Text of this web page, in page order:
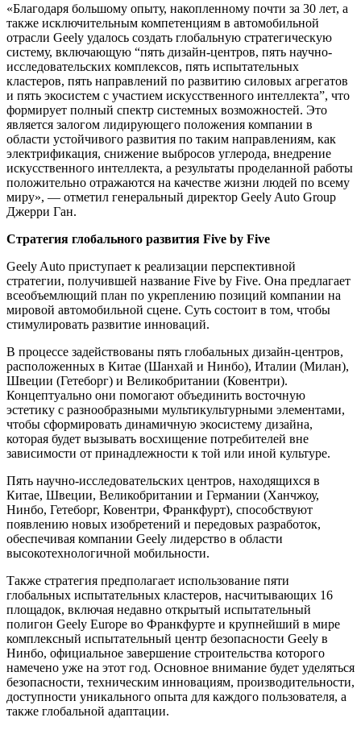
«Благодаря большому опыту, накопленному почти за 30 лет, а
также исключительным компетенциям в автомобильной
отрасли Geely удалось создать глобальную стратегическую
систему, включающую “пять дизайн-центров, пять научно-
исследовательских комплексов, пять испытательных
кластеров, пять направлений по развитию силовых агрегатов
и пять экосистем с участием искусственного интеллекта”, что
формирует полный спектр системных возможностей. Это
является залогом лидирующего положения компании в
области устойчивого развития по таким направлениям, как
электрификация, снижение выбросов углерода, внедрение
искусственного интеллекта, а результаты проделанной работы
положительно отражаются на качестве жизни людей по всему
миру», — отметил генеральный директор Geely Auto Group
Джерри Ган.
Стратегия глобального развития Five by Five
Geely Auto приступает к реализации перспективной
стратегии, получившей название Five by Five. Она предлагает
всеобъемлющий план по укреплению позиций компании на
мировой автомобильной сцене. Суть состоит в том, чтобы
стимулировать развитие инноваций.
В процессе задействованы пять глобальных дизайн-центров,
расположенных в Китае (Шанхай и Нинбо), Италии (Милан),
Швеции (Гетеборг) и Великобритании (Ковентри).
Концептуально они помогают объединить восточную
эстетику с разнообразными мультикультурными элементами,
чтобы сформировать динамичную экосистему дизайна,
которая будет вызывать восхищение потребителей вне
зависимости от принадлежности к той или иной культуре.
Пять научно-исследовательских центров, находящихся в
Китае, Швеции, Великобритании и Германии (Ханчжоу,
Нинбо, Гетеборг, Ковентри, Франкфурт), способствуют
появлению новых изобретений и передовых разработок,
обеспечивая компании Geely лидерство в области
высокотехнологичной мобильности.
Также стратегия предполагает использование пяти
глобальных испытательных кластеров, насчитывающих 16
площадок, включая недавно открытый испытательный
полигон Geely Europe во Франкфурте и крупнейший в мире
комплексный испытательный центр безопасности Geely в
Нинбо, официальное завершение строительства которого
намечено уже на этот год. Основное внимание будет уделяться
безопасности, техническим инновациям, производительности,
доступности уникального опыта для каждого пользователя, а
также глобальной адаптации.